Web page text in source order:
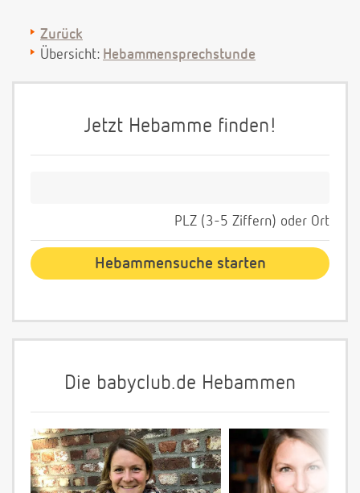
Zurück
Übersicht: Hebammensprechstunde
Jetzt Hebamme finden!
PLZ (3-5 Ziffern) oder Ort
Die babyclub.de Hebammen